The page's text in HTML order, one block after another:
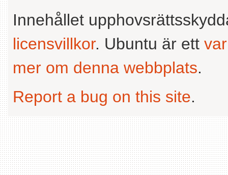
Innehållet
licensvillkor. Ubuntu är ett
mer om denna webbplats.
Report a bug on this site.